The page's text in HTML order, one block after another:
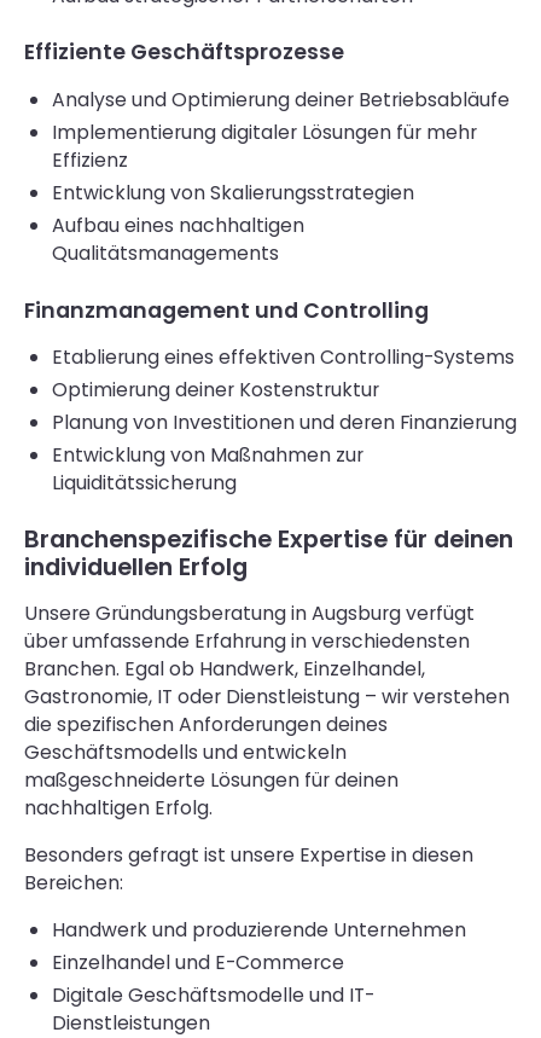
Effiziente Geschäftsprozesse
Analyse und Optimierung deiner Betriebsabläufe
Implementierung digitaler Lösungen für mehr
Effizienz
Entwicklung von Skalierungsstrategien
Aufbau eines nachhaltigen
Qualitätsmanagements
Finanzmanagement und Controlling
Etablierung eines effektiven Controlling-Systems
Optimierung deiner Kostenstruktur
Planung von Investitionen und deren Finanzierung
Entwicklung von Maßnahmen zur
Liquiditätssicherung
Branchenspezifische Expertise für deinen
individuellen Erfolg
Unsere Gründungsberatung in Augsburg verfügt
über umfassende Erfahrung in verschiedensten
Branchen. Egal ob Handwerk, Einzelhandel,
Gastronomie, IT oder Dienstleistung – wir verstehen
die spezifischen Anforderungen deines
Geschäftsmodells und entwickeln
maßgeschneiderte Lösungen für deinen
nachhaltigen Erfolg.
Besonders gefragt ist unsere Expertise in diesen
Bereichen:
Handwerk und produzierende Unternehmen
Einzelhandel und E-Commerce
Digitale Geschäftsmodelle und IT-
Dienstleistungen